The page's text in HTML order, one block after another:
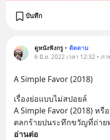
บันทึก
ดูหนังฟังกรู • ติดตาม
6 มิ.ย. 2022 เวลา 12:32 • ภ
A Simple Favor (2018)
เรื่องย่อแบบไม่สปอยล์
A Simple Favor (2018) ห
ตลกร้ายปนระทึกขวัญที่ถ่าย
อ่านต่อ